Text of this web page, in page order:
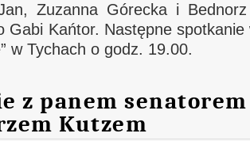
Zuzanna Górecka i
Gabi Kańtor. Następne
w Tychach o godz. 19.00.
z panem senatorem
Kutzem